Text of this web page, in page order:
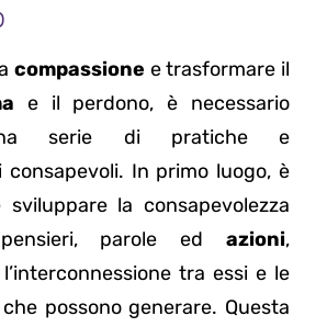
compassione e trasformare il
e il perdono, è necessario
serie di pratiche e
In primo luogo, è
sviluppare la consapevolezza
parole ed azioni,
tra essi e le
possono generare. Questa